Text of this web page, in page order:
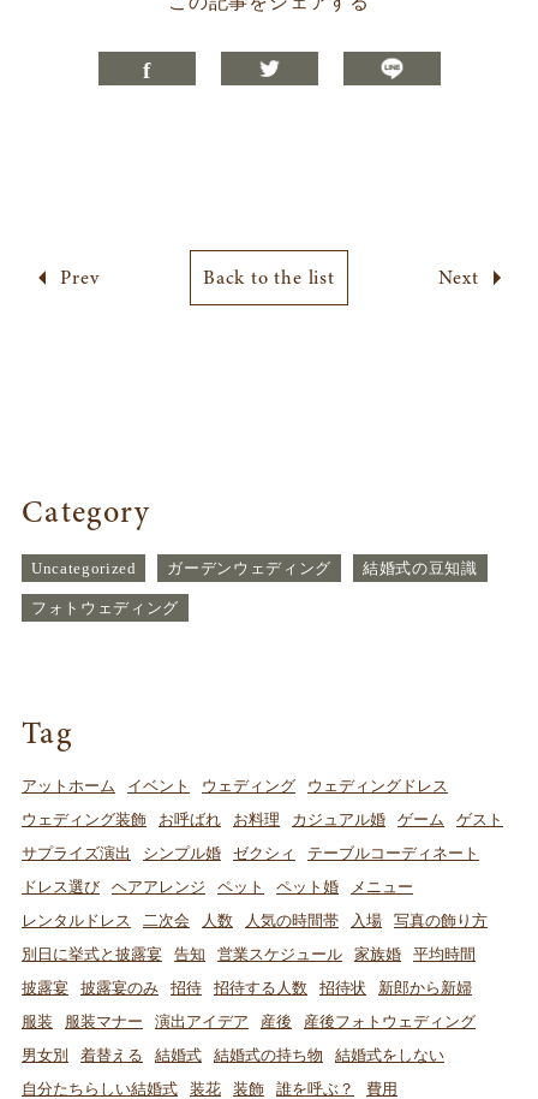
Prev Back to the list Next
Category
Uncategorized ガーデンウェディング 結婚式の豆知識
フォトウェディング
Tag
アットホーム イベント ウェディング
ウェディングドレス
ウェディング装飾
お呼ばれ お料理 カジュアル婚 ゲーム
ゲスト
サプライズ演出
シンプル婚 ゼクシィ
テーブルコーディネート
ドレス選び
ヘアアレンジ ペット ペット婚
メニュー
レンタルドレス
二次会 人数 人気の時間帯 入場
写真の飾り方
別日に挙式と披露宴
告知 営業スケジュール 家族婚
平均時間
披露宴
披露宴のみ 招待 招待する人数 招待状
新郎から新婦
服装
服装マナー 演出アイデア 産後
産後フォトウェディング
男女別
着替える 結婚式 結婚式の持ち物
結婚式をしない
自分たちらしい結婚式
装花 装飾 誰を呼ぶ？
費用